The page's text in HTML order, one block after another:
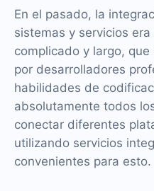
En el pasado, la
sistemas y servicios
complicado y largo,
por desarrolladores
habilidades de
absolutamente todos
conectar diferentes
utilizando servicios
convenientes para esto.